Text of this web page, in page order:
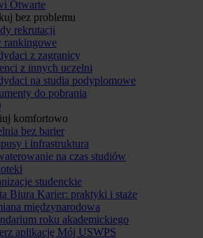
Otwarte
bez problemu
rekrutacji
rankingowe
z zagranicy
z innych uczelni
na studia podyplomowe
do pobrania
komfortowo
bez barier
i infrastruktura
na czas studiów
studenckie
Biura Karier: praktyki i staże
międzynarodowa
roku akademickiego
aplikację Mój USWPS